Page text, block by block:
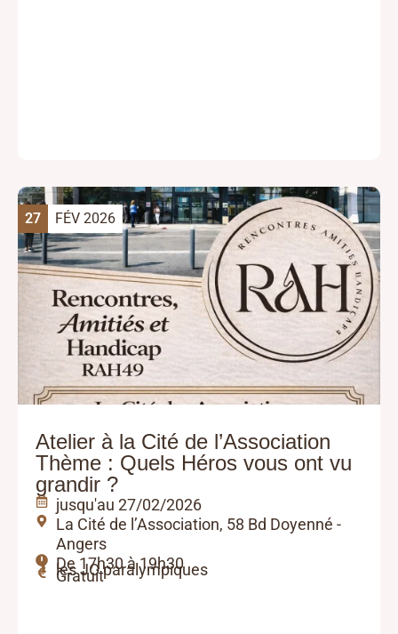
27 FÉV 2026
Atelier à la Cité de l’Association
Thème : Quels Héros vous ont vu
grandir ?
jusqu'au 27/02/2026
La Cité de l’Association, 58 Bd Doyenné -
Angers
De 17h30 à 19h30
les JO paralympiques
Gratuit